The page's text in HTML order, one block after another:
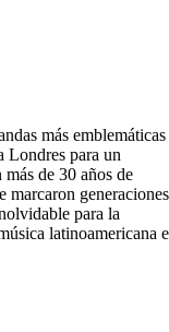
más emblemáticas
Londres para un
de 30 años de
marcaron
para la
latinoamericana